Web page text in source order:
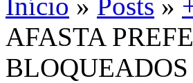
AFASTA
BLOQUEADOS